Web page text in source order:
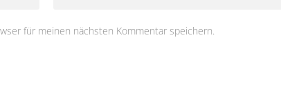
für meinen nächsten Kommentar speichern.